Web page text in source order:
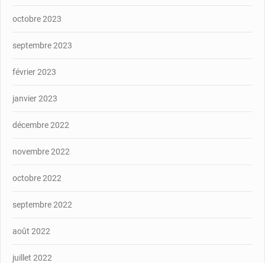
octobre 2023
septembre 2023
février 2023
janvier 2023
décembre 2022
novembre 2022
octobre 2022
septembre 2022
août 2022
juillet 2022